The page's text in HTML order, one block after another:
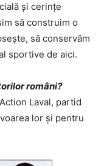
și cerințe
să construim o
să conservăm
sportive de aici.
români?
Laval, partid
lor și pentru